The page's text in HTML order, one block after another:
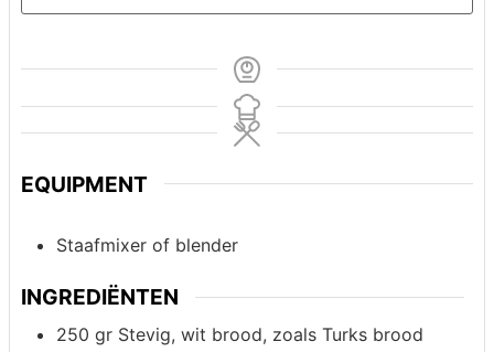
EQUIPMENT
Staafmixer of blender
INGREDIËNTEN
250 gr Stevig, wit brood, zoals Turks brood